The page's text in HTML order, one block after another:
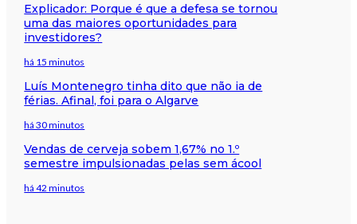
Explicador: Porque é que a defesa se tornou
uma das maiores oportunidades para
investidores?
há 15 minutos
Luís Montenegro tinha dito que não ia de
férias. Afinal, foi para o Algarve
há 30 minutos
Vendas de cerveja sobem 1,67% no 1.º
semestre impulsionadas pelas sem ácool
há 42 minutos